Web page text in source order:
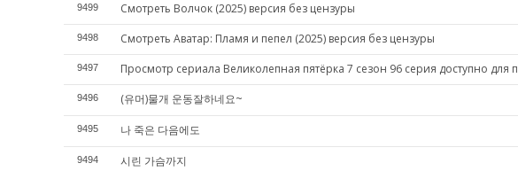
9499 Смотреть Волчок (2025) версия без цензуры
9498 Смотреть Аватар: Пламя и пепел (2025) версия без цензуры
9497 Просмотр сериала Великолепная пятёрка 7 сезон 96 серия доступно для
9496 (유머)물개 운동잘하네요~
9495 나 죽은 다음에도
9494 시린 가슴까지